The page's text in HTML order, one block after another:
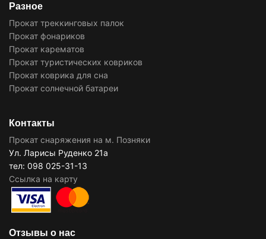
Разное
Прокат треккинговых палок
Прокат фонариков
Прокат карематов
Прокат туристических ковриков
Прокат коврика для сна
Прокат солнечной батареи
Контакты
Прокат снаряжения на м. Позняки
Ул. Ларисы Руденко 21а
тел: 098 025-31-13
Ссылка на карту
Отзывы о нас